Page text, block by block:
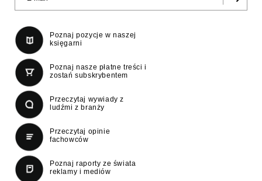
Poznaj pozycje w naszej
księgarni
Poznaj nasze płatne treści i
zostań subskrybentem
Przeczytaj wywiady z
ludźmi z branży
Przeczytaj opinie
fachowców
Poznaj raporty ze świata
reklamy i mediów